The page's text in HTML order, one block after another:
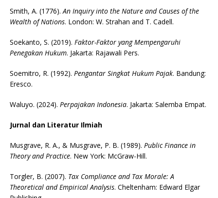
Smith, A. (1776).An Inquiry into the Nature and Causes of the
Wealth of Nations. London: W. Strahan and T. Cadell.
Soekanto, S. (2019). Faktor-Faktor yang Mempengaruhi
Penegakan Hukum. Jakarta: Rajawali Pers.
Soemitro, R. (1992). Pengantar Singkat Hukum Pajak. Bandung:
Eresco.
Waluyo. (2024). Perpajakan Indonesia. Jakarta: Salemba Empat.
Jurnal dan Literatur Ilmiah
Musgrave, R. A., & Musgrave, P. B. (1989). Public Finance in
Theory and Practice. New York: McGraw-Hill.
Torgler, B. (2007). Tax Compliance and Tax Morale: A
Theoretical and Empirical Analysis. Cheltenham: Edward Elgar